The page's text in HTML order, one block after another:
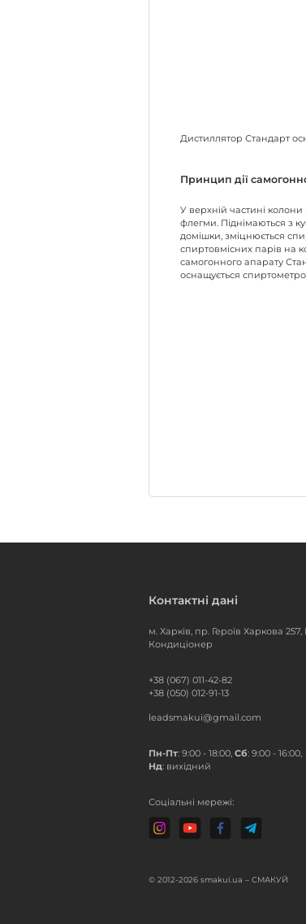
Дистиллятор Стандарт
Принцип дії
У верхній частині колони
флегми. Піднімаються з
домішки, зміцнюється
спиртовмісних парів на
самогонного апарату
оснащується
Контактні дані
м. Харків, пр. Героїв Харкова 257,
Кондиціонер
+38 (067) 011-42-82
+38 (050) 012-91-13
leadsmakui@gmail.com
Пн-Пт: 9:00 - 18:00, Сб: 9:00 - 16:00,
Нд: вихідний
Соціальні мережі:
© 2012-2026 smakui.ua – СМАКУЙ